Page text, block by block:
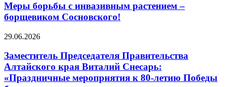
Меры борьбы с инвазивным растением –
борщевиком Сосновского!
29.06.2026
Заместитель Председателя Правительства
Алтайского края Виталий Снесарь:
«Праздничные мероприятия к 80-летию Победы